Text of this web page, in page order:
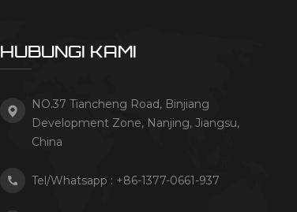
HUBUNGI KAMI
NO.37 Tiancheng Road, Binjiang
Development Zone, Nanjing, Jiangsu,
China
Tel/Whatsapp : +86-1377-0661-937